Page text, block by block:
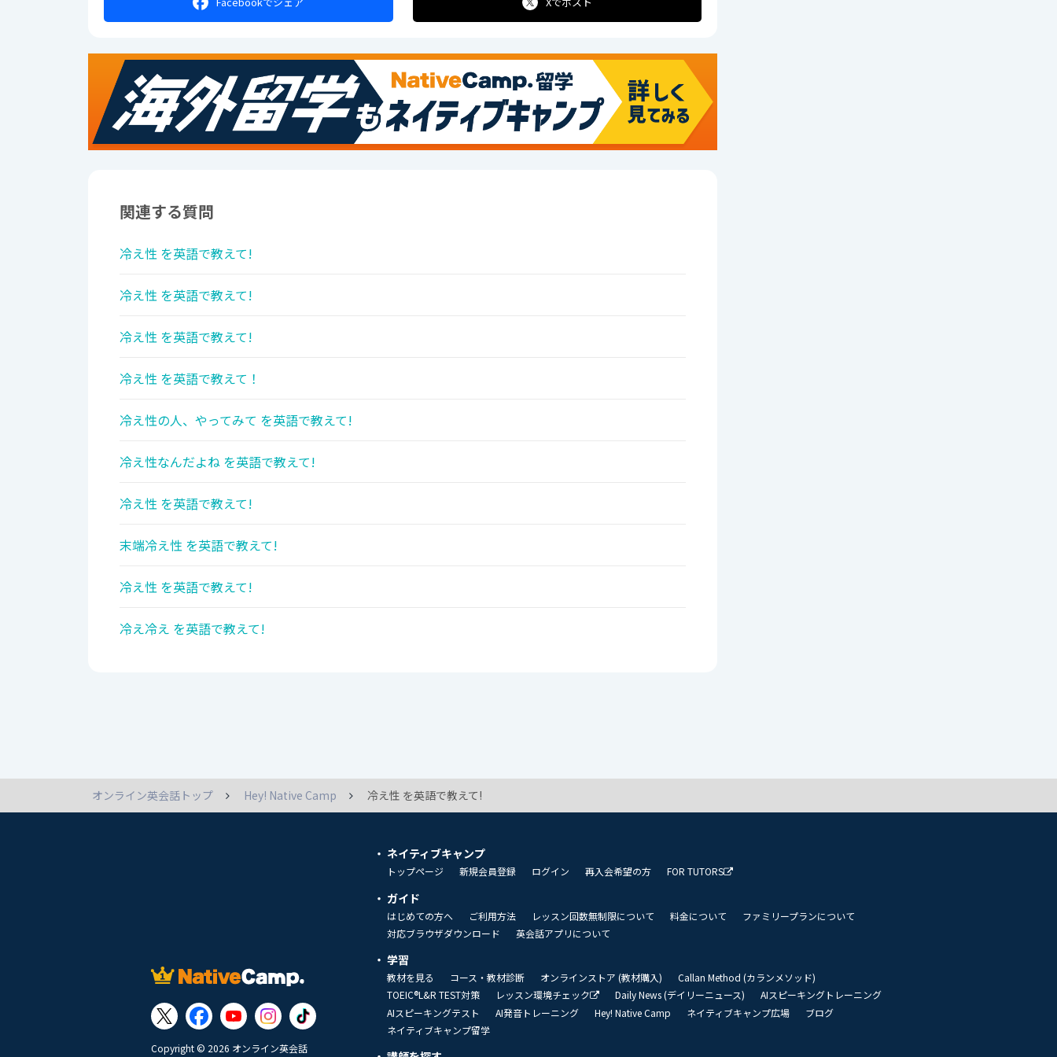
関連する質問
冷え性 を英語で教えて!
冷え性 を英語で教えて!
冷え性 を英語で教えて!
冷え性 を英語で教えて！
冷え性の人、やってみて を英語で教えて!
冷え性なんだよね を英語で教えて!
冷え性 を英語で教えて!
末端冷え性 を英語で教えて!
冷え性 を英語で教えて!
冷え冷え を英語で教えて!
オンライン英会話トップ Hey! Native Camp 冷え性 を英語で教えて!
Copyright © 2026 オンライン英会話
ネイティブキャンプ
トップページ 新規会員登録 ログイン 再入会希望の方 FOR TUTORS
ガイド
はじめての方へ ご利用方法 レッスン回数無制限について 料金について
ファミリープランについて
対応ブラウザダウンロード
英会話アプリについて
学習
教材を見る コース・教材診断 オンラインストア (教材購入)
Callan Method (カランメソッド)
TOEIC®L&R TEST対策
レッスン環境チェック Daily News (デイリーニュース)
AIスピーキングトレーニング
AIスピーキングテスト
AI発音トレーニング Hey! Native Camp ネイティブキャンプ広場
ブログ
ネイティブキャンプ留学